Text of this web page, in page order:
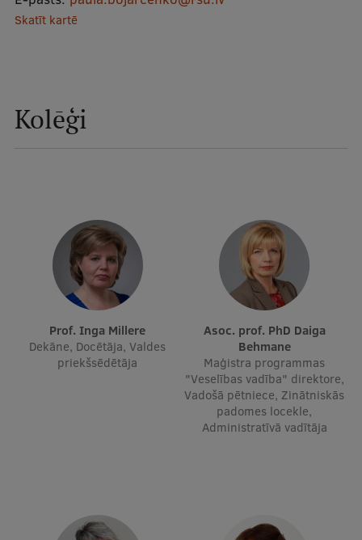
Pamatstudiju programmas
Rezidentūra
Par RSU
Studentu dzīve
Studiju norises vietas
Fakultātes
Identitāte
Skatīt kartē
Kolēģi
Prof. Inga Millere
Dekāne, Docētāja, Valdes
priekšsēdētāja
Asoc. prof. PhD Daiga
Behmane
Maģistra programmas
"Veselības vadība" direktore,
Vadošā pētniece, Zinātniskās
padomes locekle,
Administratīvā vadītāja